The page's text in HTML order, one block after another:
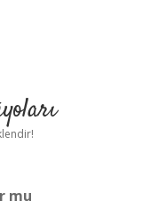
mu